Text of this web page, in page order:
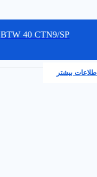
BTW 40 CTN9/SP
اطلاعات بیشتر